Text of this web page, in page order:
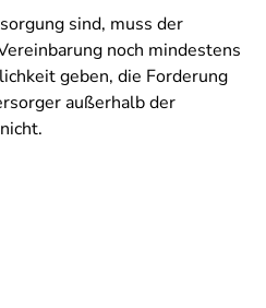
sind, muss der
noch mindestens
geben, die Forderung
außerhalb der